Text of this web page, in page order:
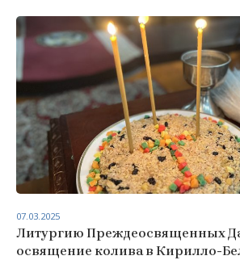
Литургию Преждеосвященных
освящение колива в Кирилло-
07.03.2025